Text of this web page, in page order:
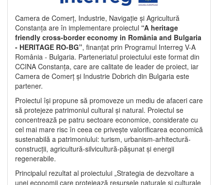
Camera de Comerț, Industrie, Navigație și Agricultură
Constanța are în implementare proiectul “A heritage
friendly cross-border economy in România and Bulgaria
- HERITAGE RO-BG”, finanțat prin Programul Interreg V-A
România - Bulgaria. Parteneriatul proiectului este format din
CCINA Constanța, care are calitate de leader de proiect, iar
Camera de Comerț și Industrie Dobrich din Bulgaria este
partener.
Proiectul își propune să promoveze un mediu de afaceri care
să protejeze patrimoniul cultural și natural. Proiectul se
concentrează pe patru sectoare economice, considerate cu
cel mai mare risc în ceea ce privește valorificarea economică
sustenabilă a patrimoniului: turism, urbanism-arhitectură-
construcții, agricultură-silvicultură-pășunat și energii
regenerabile.
Principalul rezultat al proiectului „Strategia de dezvoltare a
unei economii care protejează resursele naturale și culturale